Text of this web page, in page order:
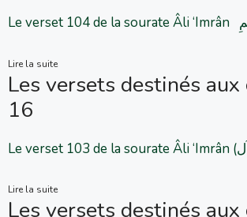
Lire la suite
Les versets destinés
16
Lire la suite
Les versets destinés